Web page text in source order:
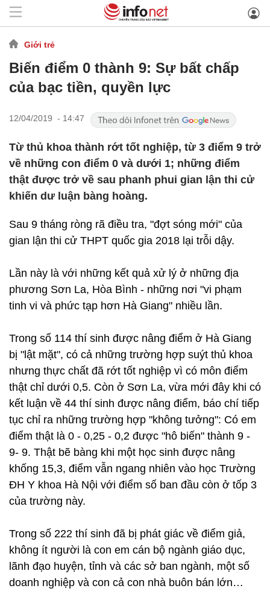
Giới trẻ
Biến điểm 0 thành 9: Sự bất chấp
của bạc tiền, quyền lực
12/04/2019 - 14:47
Từ thủ khoa thành rớt tốt nghiệp, từ 3 điểm 9 trở
về những con điểm 0 và dưới 1; những điểm
thật được trở về sau phanh phui gian lận thi cử
khiến dư luận bàng hoàng.
Sau 9 tháng ròng rã điều tra, "đợt sóng mới" của
gian lận thi cử THPT quốc gia 2018 lại trỗi dậy.
Lần này là với những kết quả xử lý ở những địa
phương Sơn La, Hòa Bình - những nơi "vi phạm
tinh vi và phức tạp hơn Hà Giang" nhiều lần.
Trong số 114 thí sinh được nâng điểm ở Hà Giang
bị "lật mặt", có cả những trường hợp suýt thủ khoa
nhưng thực chất đã rớt tốt nghiệp vì có môn điểm
thật chỉ dưới 0,5. Còn ở Sơn La, vừa mới đây khi có
kết luận về 44 thí sinh được nâng điểm, báo chí tiếp
tục chỉ ra những trường hợp "không tưởng": Có em
điểm thật là 0 - 0,25 - 0,2 được "hô biến" thành 9 -
9- 9. Thật bẽ bàng khi một học sinh được nâng
khống 15,3, điểm vẫn ngang nhiên vào học Trường
ĐH Y khoa Hà Nội với điểm số ban đầu còn ở tốp 3
của trường này.
Trong số 222 thí sinh đã bị phát giác về điểm giả,
không ít người là con em cán bộ ngành giáo dục,
lãnh đạo huyện, tỉnh và các sở ban ngành, một số
doanh nghiệp và con cả con nhà buôn bán lớn…